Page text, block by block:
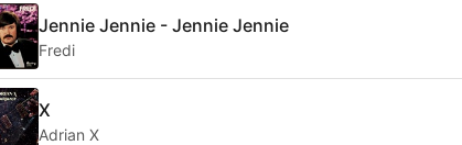
Jennie Jennie - Jennie Jennie
Fredi
X
Adrian X